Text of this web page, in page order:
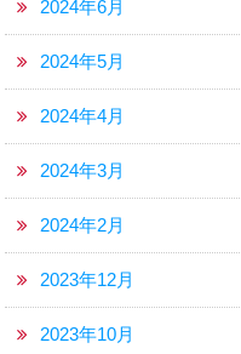
2024年6月
2024年5月
2024年4月
2024年3月
2024年2月
2023年12月
2023年10月